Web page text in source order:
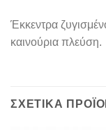
Έκκεντρα
καινούρια πλεύση.
ΣΧΕΤΙΚΆ